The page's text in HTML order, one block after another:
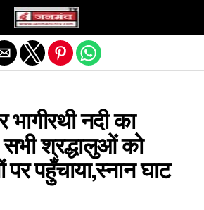
नदी का
श्रद्धालुओं को
पर पहुँचाया,स्नान घाट
Exit mobile version